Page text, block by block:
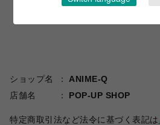
ショップ名
ANIME-Q
店舗名
POP-UP SHOP
特定商取引法など法令に基づく表記は